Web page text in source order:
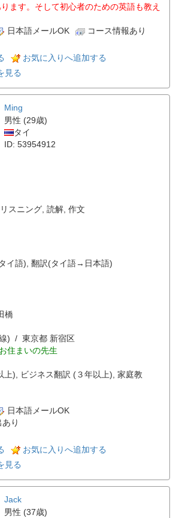
ます。そして初心者のための英語も教え
日本語メールOK コース情報あり
お気に入りへ追加する
見る
Ming
男性 (29歳)
タイ
ID: 53954912
リスニング, 読解, 作文
イ語), 翻訳(タイ語→日本語)
橋
) / 東京都 新宿区
住まいの先生
上), ビジネス翻訳 (３年以上), 家庭教
日本語メールOK
り
お気に入りへ追加する
見る
Jack
男性 (37歳)